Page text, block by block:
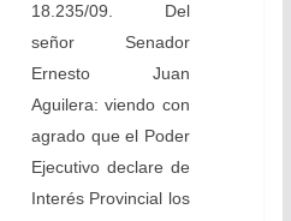
18.235/09. Del
señor Senador
Ernesto Juan
Aguilera: viendo con
agrado que el Poder
Ejecutivo declare de
Interés Provincial los